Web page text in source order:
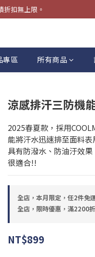
扣無上限。
扣無上限。
物金!!
折扣無上限。
專區 所有商品
涼感排汗三防機
2025春夏款，採用
能將汗水迅速排至面料
具有防潑水、防油汙效
很適合!!
全店，本月限定，任2件免
全店，限時優惠，滿2200
NT$899